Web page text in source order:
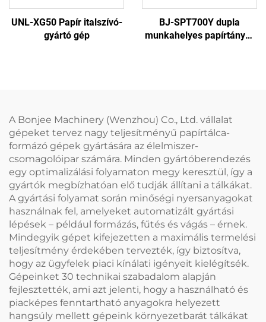
UNL-XG50 Papír italszívó-
gyártó gép
BJ-SPT700Y dupla
munkahelyes papírtányér
A Bonjee Machinery (Wenzhou) Co., Ltd. vállalat
gépeket tervez nagy teljesítményű papírtálca-
formázó gépek gyártására az élelmiszer-
csomagolóipar számára. Minden gyártóberendezés
egy optimalizálási folyamaton megy keresztül, így a
gyártók megbízhatóan elő tudják állítani a tálkákat.
A gyártási folyamat során minőségi nyersanyagokat
használnak fel, amelyeket automatizált gyártási
lépések – például formázás, fűtés és vágás – érnek.
Mindegyik gépet kifejezetten a maximális termelési
teljesítmény érdekében tervezték, így biztosítva,
hogy az ügyfelek piaci kínálati igényeit kielégítsék.
Gépeinket 30 technikai szabadalom alapján
fejlesztették, ami azt jelenti, hogy a használható és
piacképes fenntartható anyagokra helyezett
hangsúly mellett gépeink környezetbarát tálkákat